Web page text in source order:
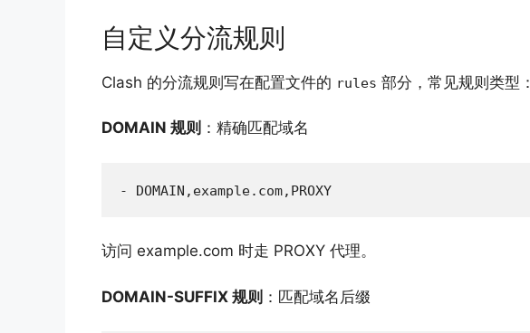
自定义分流规则
Clash 的分流规则写在配置文件的 rules 部分，常见规则类型：
DOMAIN 规则 ：精确匹配域名
- DOMAIN,example.com,PROXY
访问 example.com 时走 PROXY 代理。
DOMAIN-SUFFIX 规则 ：匹配域名后缀